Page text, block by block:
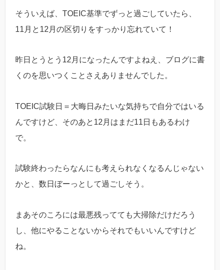
そういえば、TOEIC基準でずっと過ごしていたら、
11月と12月の区切りをすっかり忘れていて！
昨日とうとう12月になったんですよねえ、ブログに書
くのを思いつくことさえありませんでした。
TOEIC試験日＝大晦日みたいな気持ちで自分ではいる
んですけど、そのあと12月はまだ11日もあるわけ
で。
試験終わったらなんにも考えられなくなるんじゃない
かと、数日ぼーっとして過ごしそう。
まあそのころには最悪残ってても大掃除だけだろう
し、他にやることないからそれでもいいんですけど
ね。